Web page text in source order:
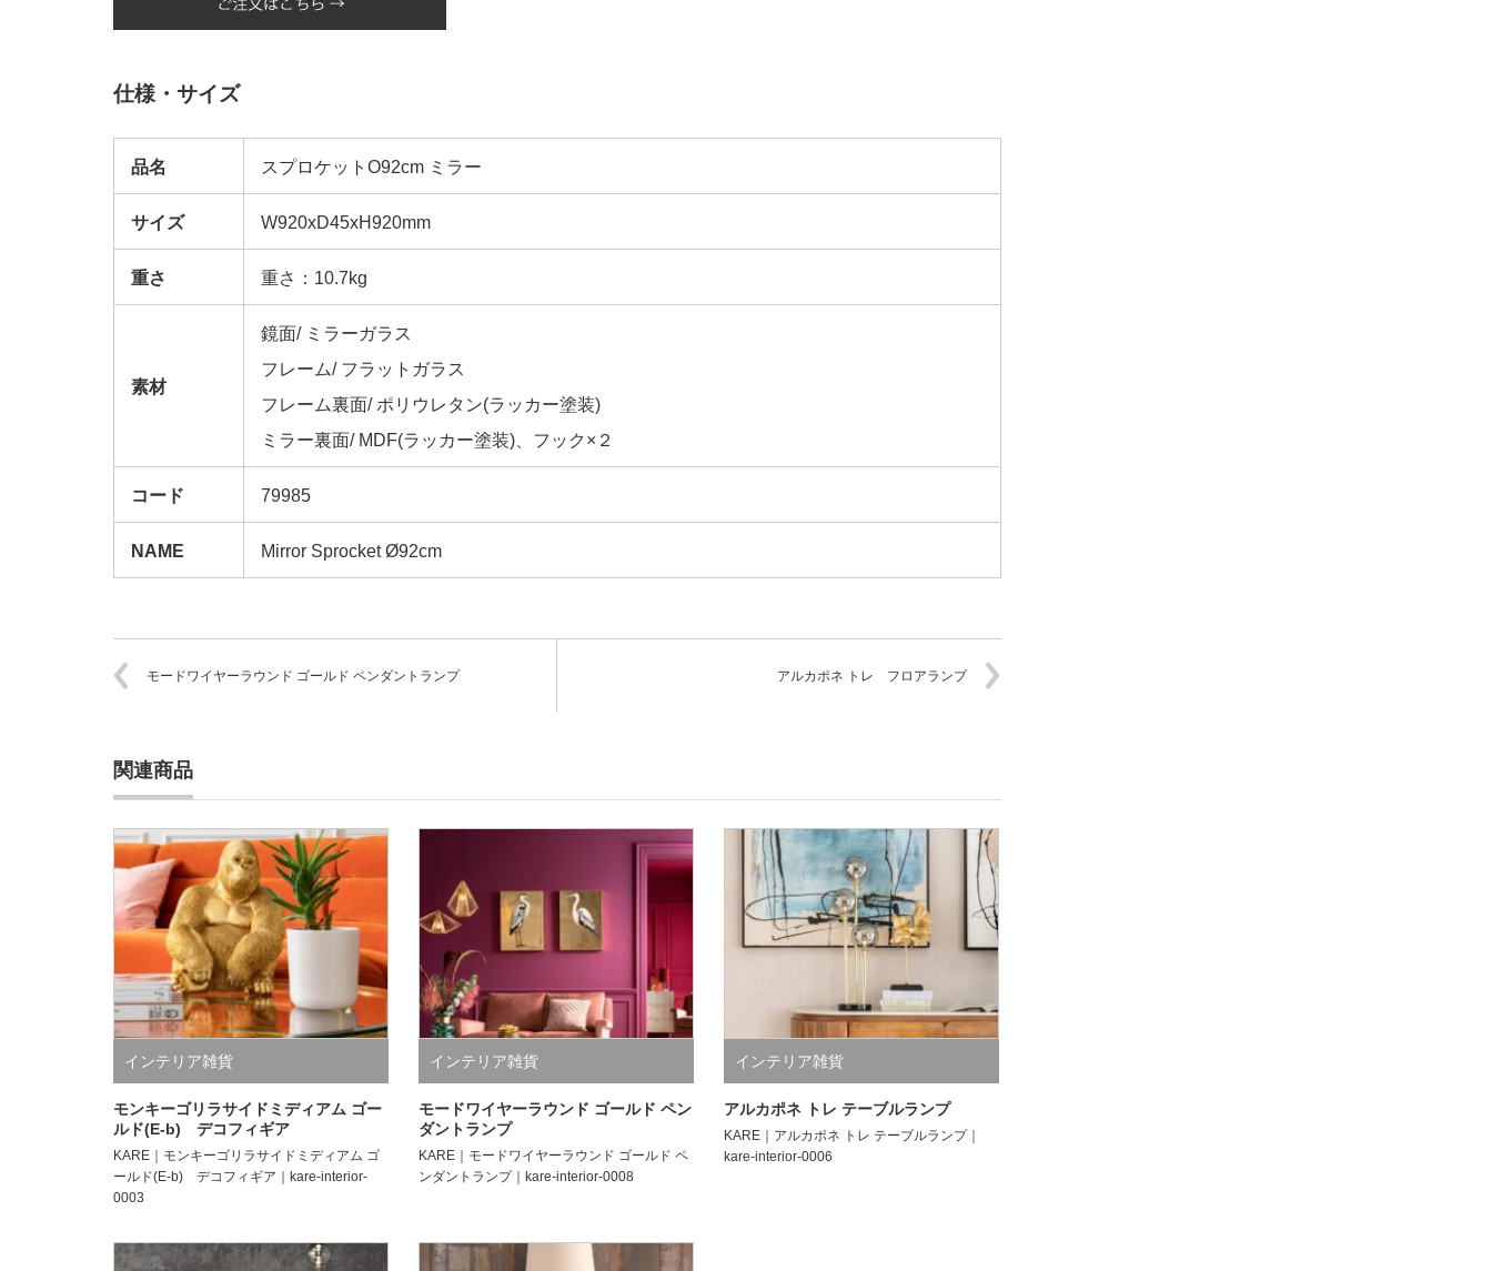
仕様・サイズ
品名 スプロケットO92cm ミラー
サイズ W920xD45xH920mm
重さ 重さ：10.7kg
素材
鏡面/ ミラーガラス
フレーム/ フラットガラス
フレーム裏面/ ポリウレタン(ラッカー塗装)
ミラー裏面/ MDF(ラッカー塗装)、フック×２
コード 79985
NAME Mirror Sprocket Ø92cm
モードワイヤーラウンド ゴールド ペンダントランプ アルカポネ トレ フロアランプ
関連商品
インテリア雑貨
モンキーゴリラサイドミディアム ゴー
ルド(E-b) デコフィギア
KARE｜モンキーゴリラサイドミディアム ゴ
ールド(E-b) デコフィギア｜kare-interior-
0003
インテリア雑貨
モードワイヤーラウンド ゴールド ペン
ダントランプ
KARE｜モードワイヤーラウンド ゴールド ペ
ンダントランプ｜kare-interior-0008
インテリア雑貨
アルカポネ トレ テーブルランプ
KARE｜アルカポネ トレ テーブルランプ｜
kare-interior-0006